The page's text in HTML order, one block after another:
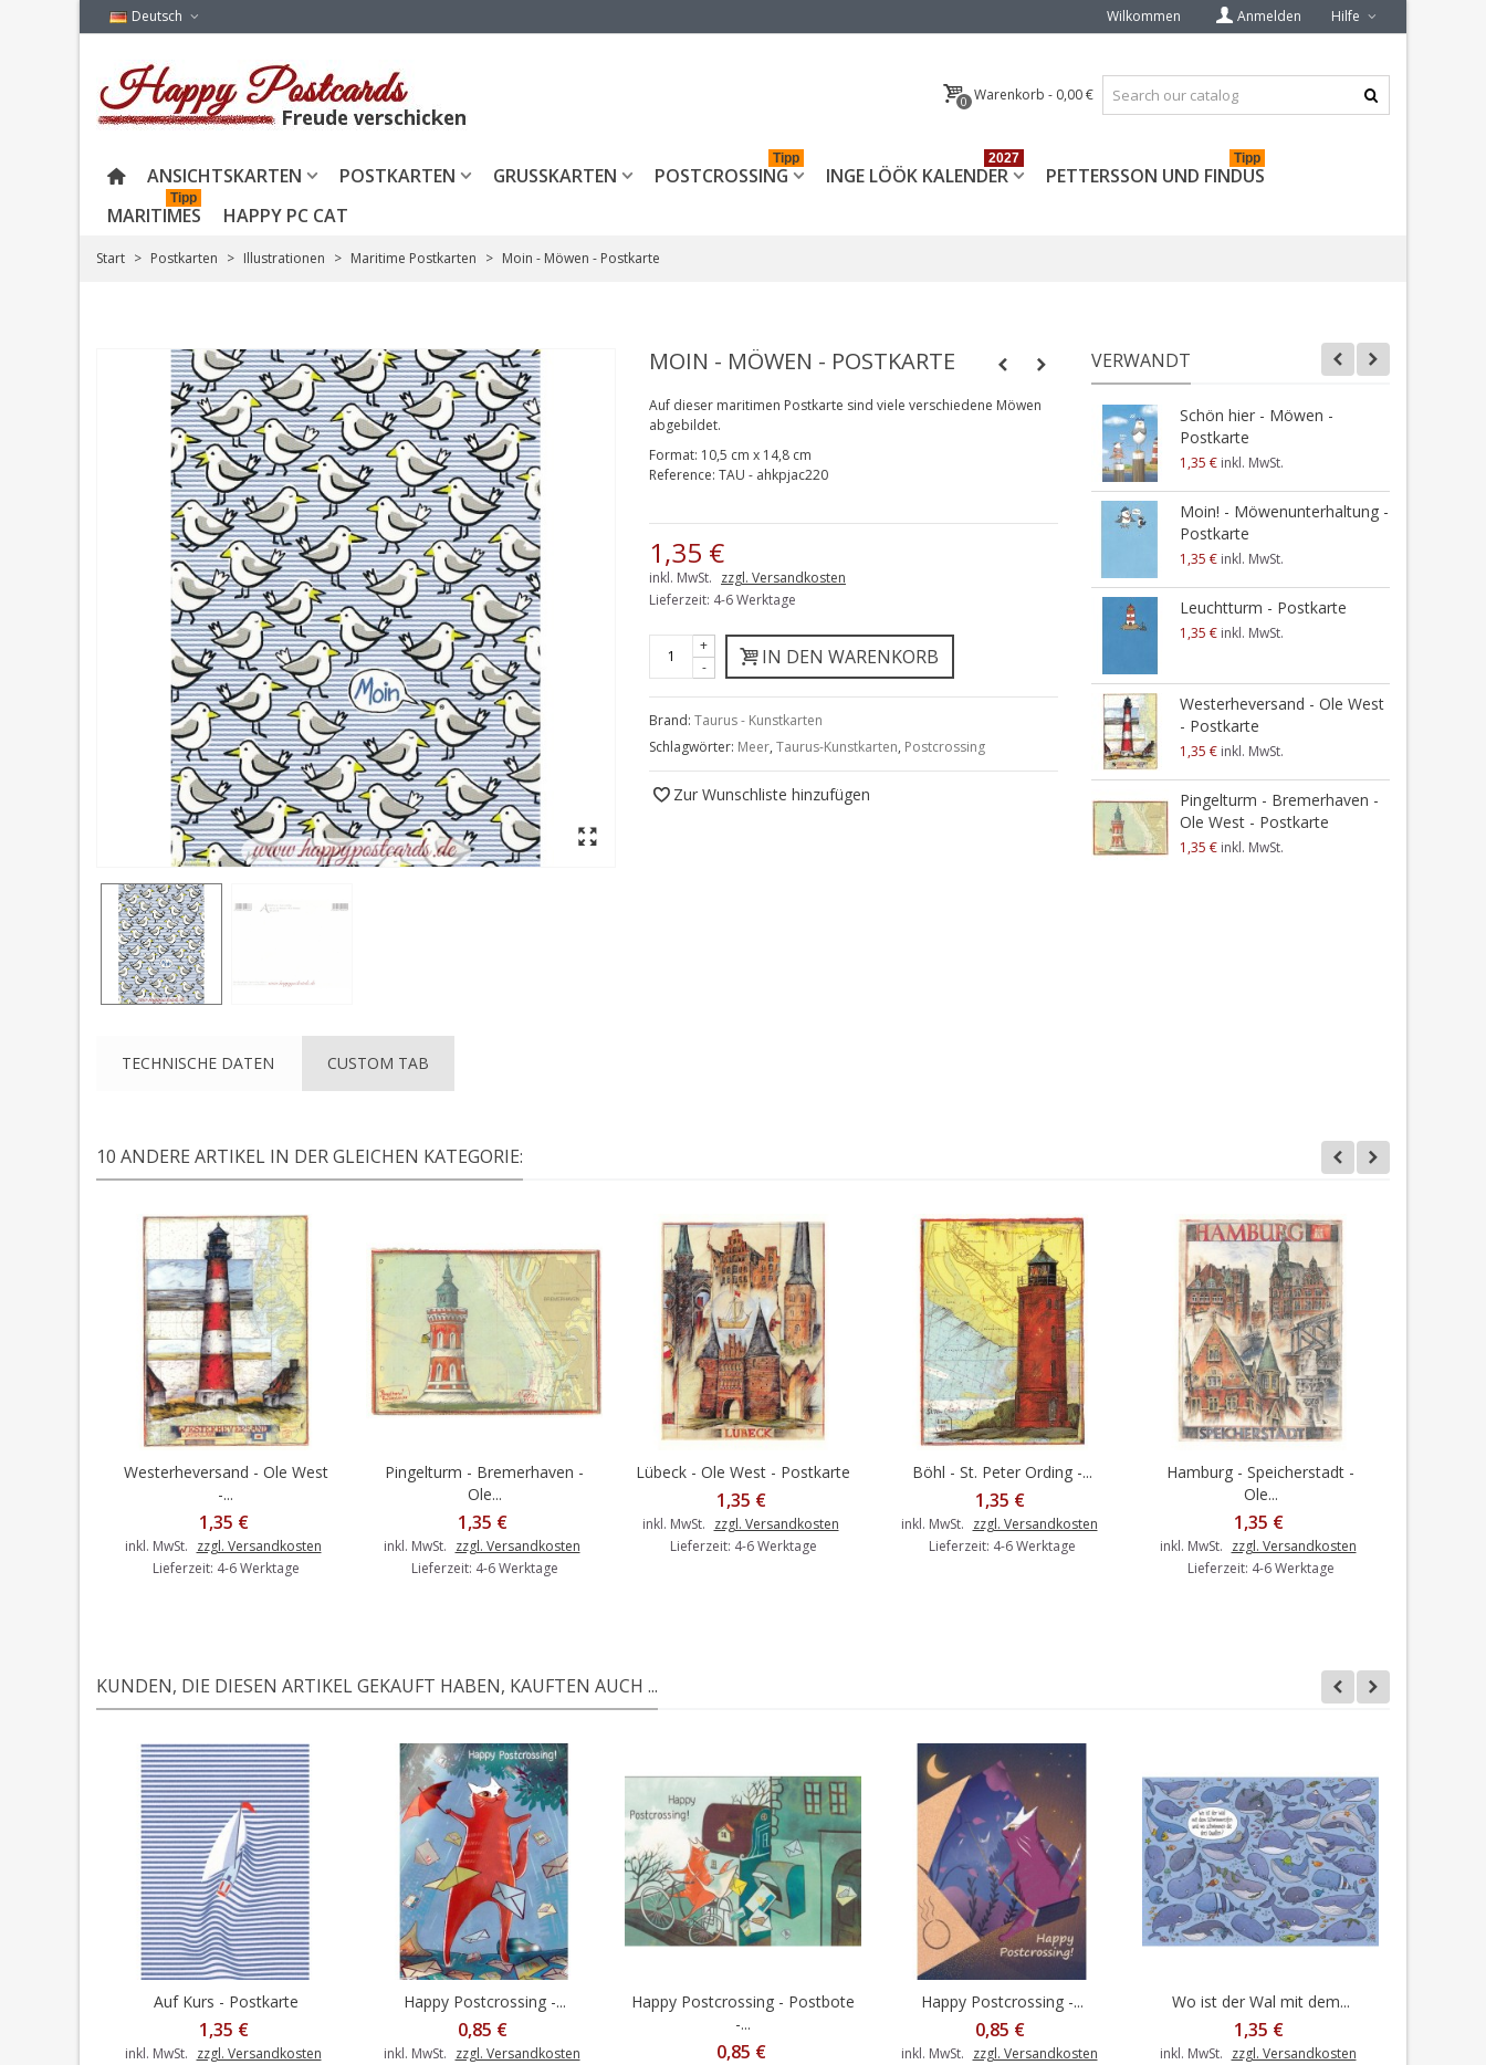
Deutsch Wilkommen Anmelden Hilfe
0 Warenkorb - 0,00 €
ANSICHTSKARTEN POSTKARTEN GRUSSKARTEN POSTCROSSING
Tipp
INGE LÖÖK KALENDER
2027
PETTERSSON UND FINDUS
Tipp
MARITIMES
Tipp
HAPPY PC CAT
Start > Postkarten > Illustrationen > Maritime Postkarten > Moin - Möwen - Postkarte
MOIN - MÖWEN - POSTKARTE
Auf dieser maritimen Postkarte sind viele verschiedene Möwen
abgebildet.
Format: 10,5 cm x 14,8 cm
Reference: TAU - ahkpjac220
1,35 €
inkl. MwSt. zzgl. Versandkosten
Lieferzeit: 4-6 Werktage
-
+ IN DEN WARENKORB
Brand: Taurus - Kunstkarten
Schlagwörter: Meer, Taurus-Kunstkarten, Postcrossing
Zur Wunschliste hinzufügen
VERWANDT
Schön hier - Möwen -
Postkarte
1,35 € inkl. MwSt.
Moin! - Möwenunterhaltung -
Postkarte
1,35 € inkl. MwSt.
Leuchtturm - Postkarte
1,35 € inkl. MwSt.
Westerheversand - Ole West
- Postkarte
1,35 € inkl. MwSt.
Pingelturm - Bremerhaven -
Ole West - Postkarte
1,35 € inkl. MwSt.
TECHNISCHE DATEN CUSTOM TAB
10 ANDERE ARTIKEL IN DER GLEICHEN KATEGORIE:
In den Warenkorb
Westerheversand - Ole West
-...
1,35 €
inkl. MwSt. zzgl. Versandkosten
Lieferzeit: 4-6 Werktage
In den Warenkorb
Pingelturm - Bremerhaven -
Ole...
1,35 €
inkl. MwSt. zzgl. Versandkosten
Lieferzeit: 4-6 Werktage
In den Warenkorb
Lübeck - Ole West - Postkarte
1,35 €
inkl. MwSt. zzgl. Versandkosten
Lieferzeit: 4-6 Werktage
In den Warenkorb
Böhl - St. Peter Ording -...
1,35 €
inkl. MwSt. zzgl. Versandkosten
Lieferzeit: 4-6 Werktage
In den Warenkorb
Hamburg - Speicherstadt -
Ole...
1,35 €
inkl. MwSt. zzgl. Versandkosten
Lieferzeit: 4-6 Werktage
KUNDEN, DIE DIESEN ARTIKEL GEKAUFT HABEN, KAUFTEN AUCH ...
In den Warenkorb
Auf Kurs - Postkarte
1,35 €
inkl. MwSt. zzgl. Versandkosten
Happy Postcrossing -...
0,85 €
inkl. MwSt. zzgl. Versandkosten
Happy Postcrossing - Postbote
-...
0,85 €
In den Warenkorb
Happy Postcrossing -...
0,85 €
inkl. MwSt. zzgl. Versandkosten
In den Warenkorb
Wo ist der Wal mit dem...
1,35 €
inkl. MwSt. zzgl. Versandkosten